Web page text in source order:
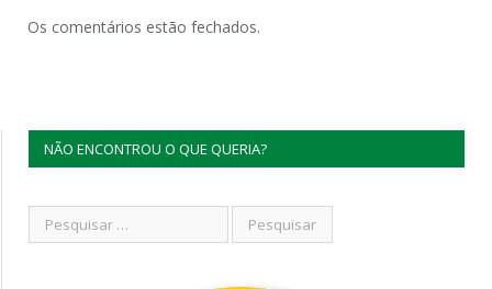
Os comentários estão fechados.
NÃO ENCONTROU O QUE QUERIA?